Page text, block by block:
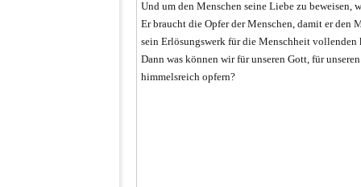
Und um den Menschen seine Liebe zu beweisen,
Er braucht die Opfer der Menschen, damit er den
sein Erlösungswerk für die Menschheit vollenden
Dann was können wir für unseren Gott, für
himmelsreich opfern?